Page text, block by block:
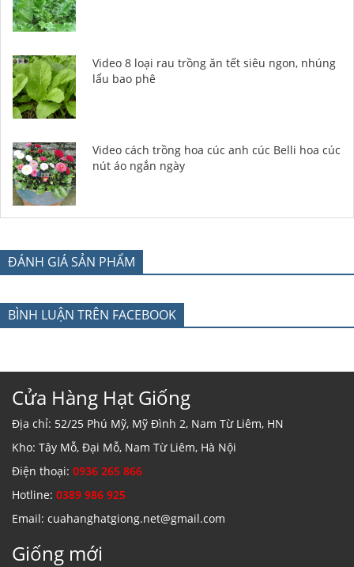
Video 8 loại rau trồng ăn tết siêu ngon, nhúng
lẩu bao phê
Video cách trồng hoa cúc anh cúc Belli hoa cúc
nút áo ngắn ngày
ĐÁNH GIÁ SẢN PHẨM
BÌNH LUẬN TRÊN FACEBOOK
Cửa Hàng Hạt Giống
Địa chỉ: 52/25 Phú Mỹ, Mỹ Đình 2, Nam Từ Liêm, HN
Kho: Tây Mỗ, Đại Mỗ, Nam Từ Liêm, Hà Nội
Điện thoại: 0936 265 866
Hotline: 0389 986 925
Email: cuahanghatgiong.net@gmail.com
Giống mới